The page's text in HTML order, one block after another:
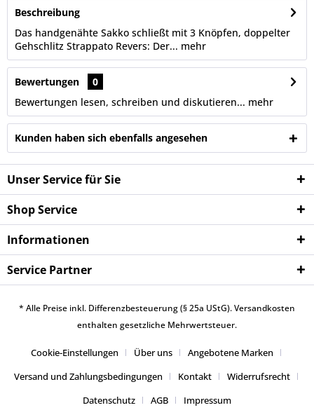
Beschreibung
Das handgenähte Sakko schließt mit 3 Knöpfen, doppelter
Gehschlitz Strappato Revers: Der... mehr
Bewertungen
0
Bewertungen lesen, schreiben und diskutieren... mehr
Kunden haben sich ebenfalls angesehen
Unser Service für Sie
Shop Service
Informationen
Service Partner
* Alle Preise inkl. Differenzbesteuerung (§ 25a UStG).Versandkosten
enthalten gesetzliche Mehrwertsteuer.
Cookie-Einstellungen Über uns
Angebotene Marken
Versand und Zahlungsbedingungen
Kontakt
Widerrufsrecht
Datenschutz
AGB Impressum